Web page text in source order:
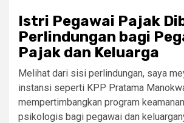
Istri Pegawai Pajak
Perlindungan bagi
Pajak dan Keluarga
Melihat dari sisi perlindungan, saya
instansi seperti KPP Pratama
mempertimbangkan program
psikologis bagi pegawai dan